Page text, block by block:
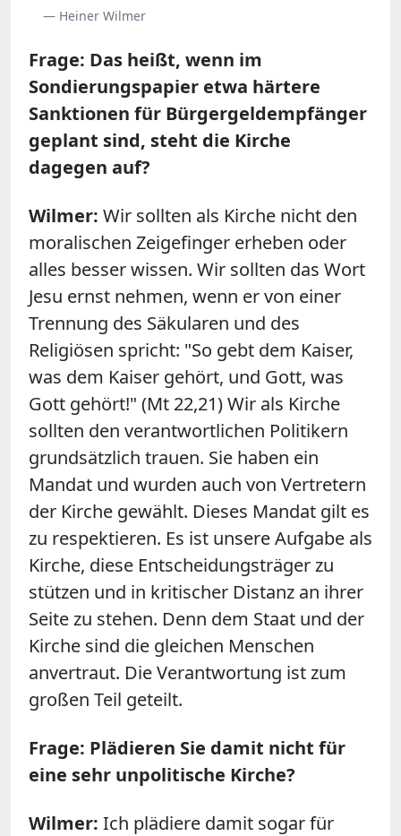
— Heiner Wilmer
Frage: Das heißt, wenn im
Sondierungspapier etwa härtere
Sanktionen für Bürgergeldempfänger
geplant sind, steht die Kirche
dagegen auf?
Wilmer: Wir sollten als Kirche nicht den
moralischen Zeigefinger erheben oder
alles besser wissen. Wir sollten das Wort
Jesu ernst nehmen, wenn er von einer
Trennung des Säkularen und des
Religiösen spricht: "So gebt dem Kaiser,
was dem Kaiser gehört, und Gott, was
Gott gehört!" (Mt 22,21) Wir als Kirche
sollten den verantwortlichen Politikern
grundsätzlich trauen. Sie haben ein
Mandat und wurden auch von Vertretern
der Kirche gewählt. Dieses Mandat gilt es
zu respektieren. Es ist unsere Aufgabe als
Kirche, diese Entscheidungsträger zu
stützen und in kritischer Distanz an ihrer
Seite zu stehen. Denn dem Staat und der
Kirche sind die gleichen Menschen
anvertraut. Die Verantwortung ist zum
großen Teil geteilt.
Frage: Plädieren Sie damit nicht für
eine sehr unpolitische Kirche?
Wilmer: Ich plädiere damit sogar für